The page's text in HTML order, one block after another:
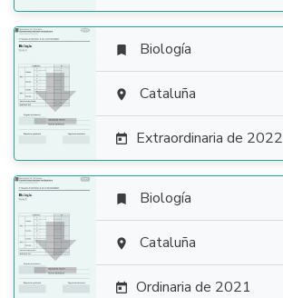

 Biología
 Cataluña
 Extraordinaria de 2022

 Biología
 Cataluña
 Ordinaria de 2021